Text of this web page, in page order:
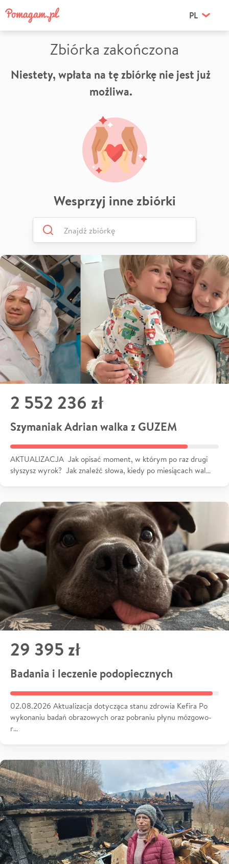
PL
Zbiórka zakończona
Niestety, wpłata na tę zbiórkę nie jest już
możliwa.
Wesprzyj inne zbiórki
2 552 236 zł
Szymaniak Adrian walka z GUZEM
AKTUALIZACJA Jak opisać moment, w którym po raz drugi
słyszysz wyrok? Jak znaleźć słowa, kiedy po miesiącach wal…
29 395 zł
Badania i leczenie podopiecznych
02.08.2026 Aktualizacja dotycząca stanu zdrowia Kefira Po
wykonaniu badań obrazowych oraz pobraniu płynu mózgowo-
r…